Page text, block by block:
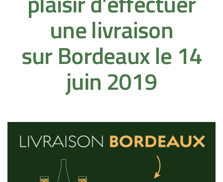
une livraison
sur Bordeaux le 14
juin 2019